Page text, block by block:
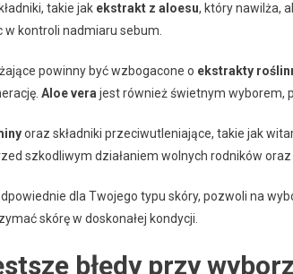
takie jak ekstrakt z aloesu, który nawilża,
kontroli nadmiaru sebum.
powinny być wzbogacone o ekstrakty
Aloe vera jest również świetnym wyborem,
oraz składniki przeciwutleniające, takie jak
szkodliwym działaniem wolnych rodników
dla Twojego typu skóry, pozwoli na
skórę w doskonałej kondycji.
błędy przy